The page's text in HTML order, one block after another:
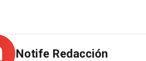
Notife Redacción